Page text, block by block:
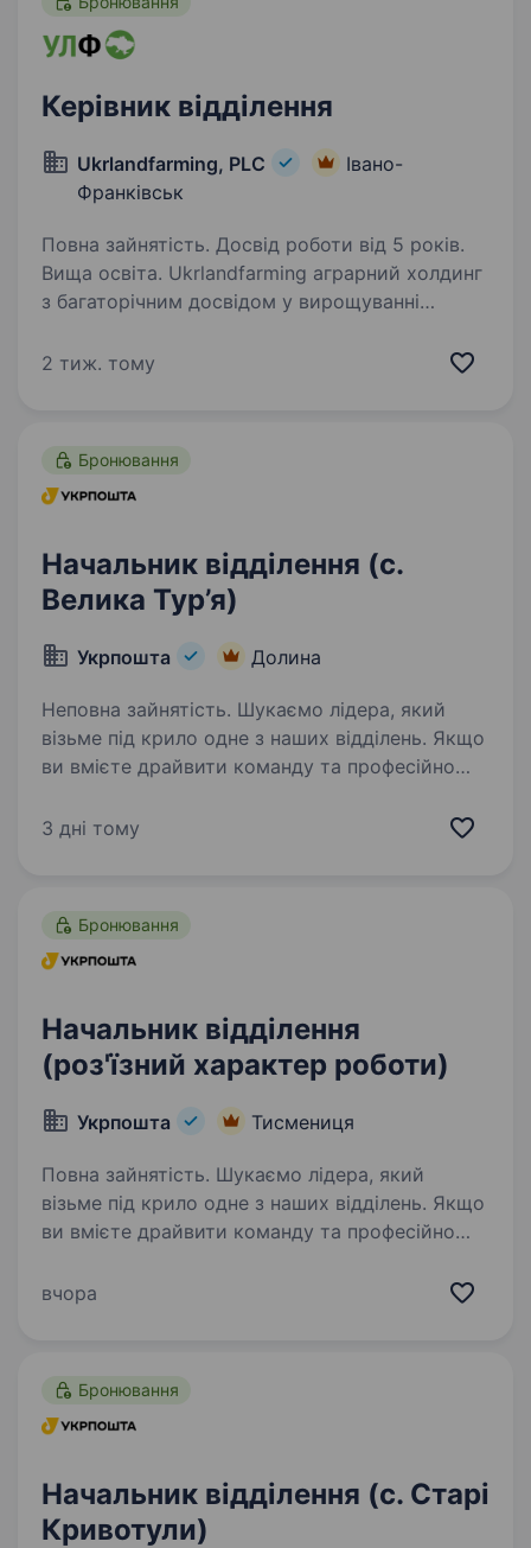
Керівник відділення
Ukrlandfarming, PLC
Івано-
Франківськ
Повна зайнятість. Досвід роботи від 5 років.
Вища освіта. Ukrlandfarming аграрний холдинг
з багаторічним досвідом у вирощуванні
підприємства успішно працюють у різних
2 тиж. тому
Бронювання
Начальник відділення (с.
Велика Тур’я)
Укрпошта Долина
Неповна зайнятість. Шукаємо лідера, який
візьме під крило одне з наших відділень. Якщо
ви вмієте драйвити команду та професійно
на вас. Ваша роль у команді: Керувати
3 дні тому
Бронювання
Начальник відділення
(роз'їзний характер роботи)
Укрпошта Тисмениця
Повна зайнятість. Шукаємо лідера, який
візьме під крило одне з наших відділень. Якщо
ви вмієте драйвити команду та професійно
на вас. Ваша роль у команді: Керувати
вчора
Бронювання
Начальник відділення (с. Старі
Кривотули)